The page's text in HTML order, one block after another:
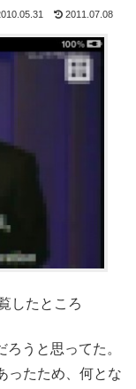
2011.07.08
したところ
うと思ってた。
ったため、何とな